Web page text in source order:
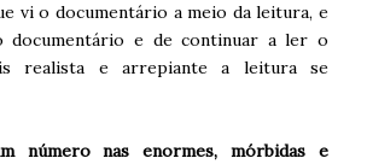
vi o documentário a meio da leitura, e
documentário e de continuar a ler o
realista e arrepiante a leitura se
número nas enormes, mórbidas e